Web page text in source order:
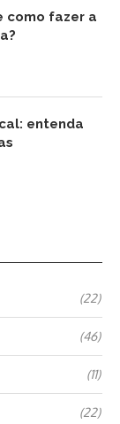
como fazer a
entenda
(22)
(46)
(11)
(22)